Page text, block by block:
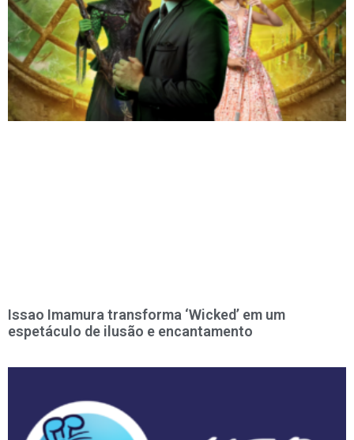
Issao Imamura transforma ‘Wicked’ em um
espetáculo de ilusão e encantamento